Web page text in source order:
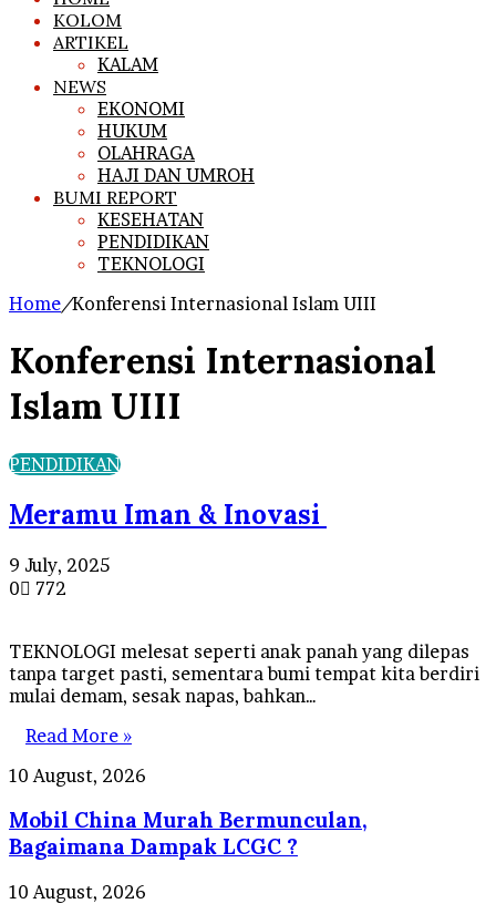
KOLOM
ARTIKEL
KALAM
NEWS
EKONOMI
HUKUM
OLAHRAGA
HAJI DAN UMROH
BUMI REPORT
KESEHATAN
PENDIDIKAN
TEKNOLOGI
Home/Konferensi Internasional Islam UIII
Konferensi Internasional
Islam UIII
PENDIDIKAN
Meramu Iman & Inovasi
9 July, 2025
0
772
TEKNOLOGI melesat seperti anak panah yang dilepas
tanpa target pasti, sementara bumi tempat kita berdiri
mulai demam, sesak napas, bahkan…
Read More »
Mobil
Murah
Bermunculan,
Bagaimana
Dampak
10 August, 2026
Mobil China Murah Bermunculan,
Bagaimana Dampak LCGC ?
Kesepakatan
10 August, 2026